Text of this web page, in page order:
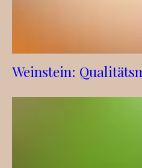
Weinstein: